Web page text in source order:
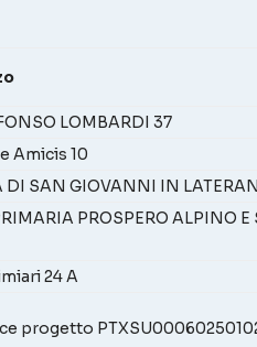
LOMBARDI 37
Amicis 10
DI SAN GIOVANNI IN
PROSPERO ALPINO
24 A
progetto